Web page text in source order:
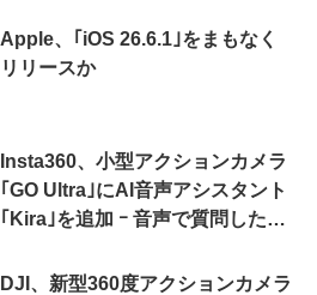
Apple、｢iOS 26.6.1｣をまもなく
リリースか
Insta360、小型アクションカメラ
｢GO Ultra｣にAI音声アシスタント
｢Kira｣を追加 ｰ 音声で質問した
可能に
DJI、新型360度アクションカメラ